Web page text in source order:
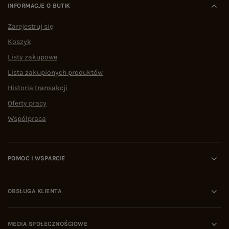
INFORMACJE O BUTIK
Zarejestruj się
Koszyk
Listy zakupowe
Lista zakupionych produktów
Historia transakcji
Oferty pracy
Współpraca
POMOC I WSPARCIE
OBSŁUGA KLIENTA
MEDIA SPOŁECZNOŚCIOWE